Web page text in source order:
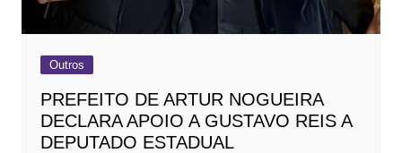
Outros
PREFEITO DE ARTUR NOGUEIRA
DECLARA APOIO A GUSTAVO REIS A
DEPUTADO ESTADUAL